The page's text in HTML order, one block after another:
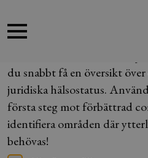
För dig som
du snabbt få en översikt
juridiska hälsostatus.
första steg mot förbättrad
identifiera områden där
behövas!